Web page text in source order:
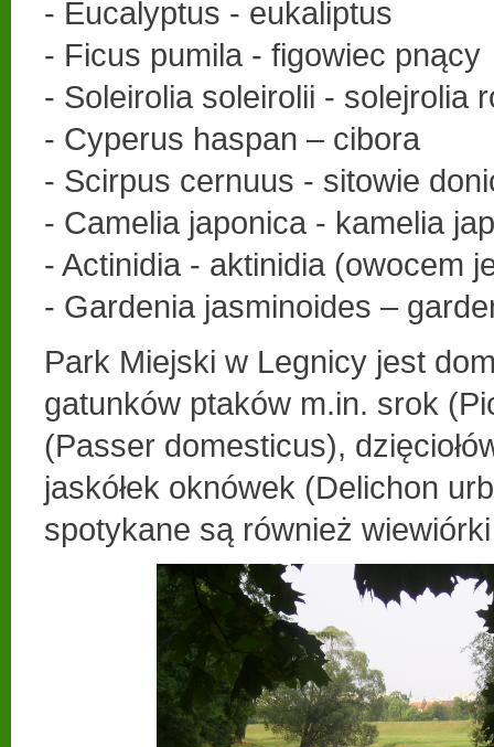
- Eucalyptus - eukaliptus
- Ficus pumila - figowiec pnący
- Soleirolia soleirolii - solejrolia
- Cyperus haspan – cibora
- Scirpus cernuus - sitowie
- Camelia japonica - kamelia
- Actinidia - aktinidia (owocem
- Gardenia jasminoides –
Park Miejski w Legnicy jest
gatunków ptaków m.in. srok
(Passer domesticus),
jaskółek oknówek (Delichon
spotykane są również